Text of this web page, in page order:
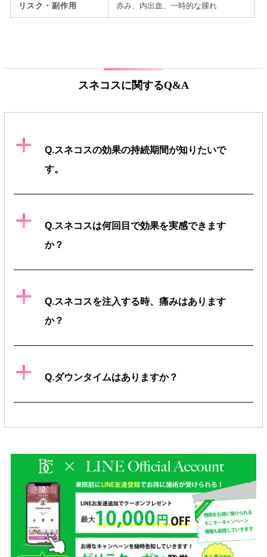
リスク・副作用 赤み、内出血、一時的な腫れ
スネコスに関するQ&A
a
Q.スネコスの効果の持続期間が知りたいで
す。
a
Q.スネコスは何回目で効果を実感できます
か？
a
Q.スネコスを注入する時、痛みはあります
か？
a Q.ダウンタイムはありますか？